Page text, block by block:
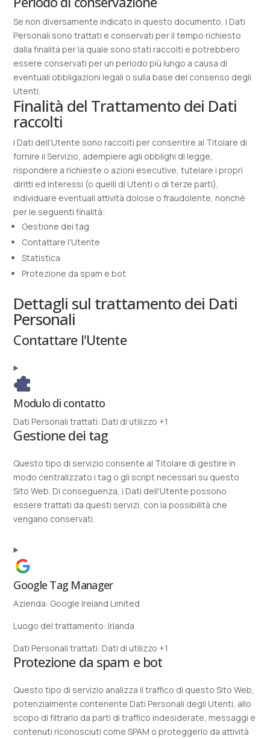
Se non diversamente indicato in questo documento, i Dati
Personali sono trattati e conservati per il tempo richiesto
dalla finalità per la quale sono stati raccolti e potrebbero
essere conservati per un periodo più lungo a causa di
eventuali obbligazioni legali o sulla base del consenso degli
Utenti.
Finalità del Trattamento dei Dati
raccolti
I Dati dell’Utente sono raccolti per consentire al Titolare di
fornire il Servizio, adempiere agli obblighi di legge,
rispondere a richieste o azioni esecutive, tutelare i propri
diritti ed interessi (o quelli di Utenti o di terze parti),
individuare eventuali attività dolose o fraudolente, nonché
per le seguenti finalità:
Gestione dei tag
Contattare l'Utente
Statistica
Protezione da spam e bot
Dettagli sul trattamento dei Dati
Personali
Contattare l'Utente
Modulo di contatto
Dati Personali trattati: Dati di utilizzo +1
Gestione dei tag
Questo tipo di servizio consente al Titolare di gestire in
modo centralizzato i tag o gli script necessari su questo
Sito Web. Di conseguenza, i Dati dell'Utente possono
essere trattati da questi servizi, con la possibilità che
vengano conservati.
Google Tag Manager
Azienda: Google Ireland Limited
Luogo del trattamento: Irlanda
Dati Personali trattati: Dati di utilizzo +1
Protezione da spam e bot
Questo tipo di servizio analizza il traffico di questo Sito Web,
potenzialmente contenente Dati Personali degli Utenti, allo
scopo di filtrarlo da parti di traffico indesiderate, messaggi e
contenuti riconosciuti come SPAM o proteggerlo da attività